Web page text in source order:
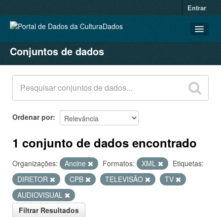
Entrar
CONJUNTOS DE DADOS
ORGANIZAÇÕES
GRUPOS
SOBRE
Conjuntos de dados
Ordenar por
1 conjunto de dados encontrado
Organizações: Ancine Formatos: XML
Etiquetas:
DIRETOR
CPB TELEVISÃO
TV
AUDIOVISUAL
Filtrar Resultados